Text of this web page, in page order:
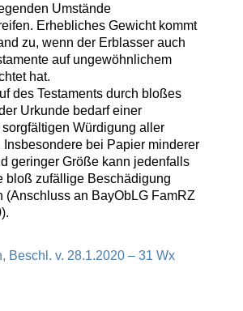
Umstände
Erhebliches Gewicht kommt
zu, wenn der Erblasser auch
auf ungewöhnlichem
hat.
des Testaments durch bloßes
Urkunde bedarf einer
sorgfältigen Würdigung aller
Insbesondere bei Papier minderer
geringer Größe kann jedenfalls
bloß zufällige Beschädigung
(Anschluss an BayObLG FamRZ
Beschl. v. 28.1.2020 – 31 Wx